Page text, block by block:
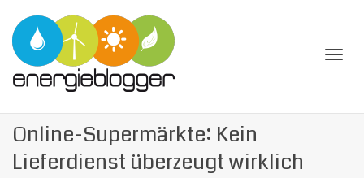
Online-Supermärkte: Kein
Lieferdienst überzeugt wirklich